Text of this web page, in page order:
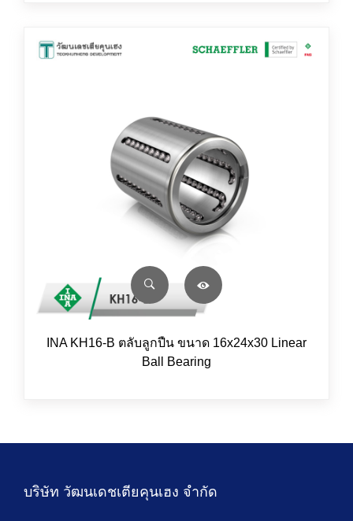
INA KH16-B ตลับลูกปืน ขนาด 16x24x30 Linear
Ball Bearing
บริษัท วัฒนเดชเตียคุนเฮง จำกัด